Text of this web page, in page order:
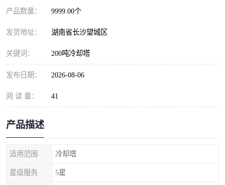
产品数量： 9999.00个
发货地址： 湖南省长沙望城区
关键词： 200吨冷却塔
发布日期： 2026-08-06
阅 读 量： 41
产品描述
适用范围 冷却塔
星级服务 5星